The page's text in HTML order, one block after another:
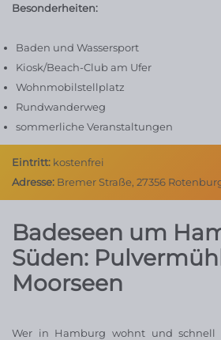
Besonderheiten:
Baden und Wassersport
Kiosk/Beach-Club am Ufer
Wohnmobilstellplatz
Rundwanderweg
sommerliche Veranstaltungen
Eintritt: kostenfrei
Adresse: Bremer Straße, 27356
Badeseen um
Süden:
Moorseen
Wer in Hamburg wohnt und schnell